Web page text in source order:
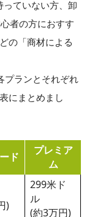
ていない方、卸
者の方におすす
の「商材による
プランとそれぞれ
にまとめまし
ド
プレミア
ム
)
299米ド
ル
(約3万円)